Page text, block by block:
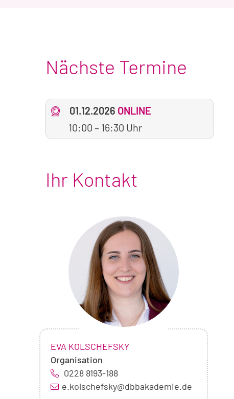
Nächste Termine
01.12.2026 ONLINE
10:00– 16:30 Uhr
Ihr Kontakt
Foto
von
Eva
Kolschefsky
NAME:
EVA KOLSCHEFSKY,
Organisation
0228 8193-188
e.kolschefsky@dbbakademie.de